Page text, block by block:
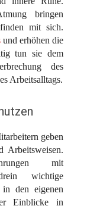
bringen
mit sich.
und erhöhen die
tun sie dem
des
Arbeitsalltags.
geben
Arbeitsweisen.
mit
wichtige
den eigenen
Einblicke in